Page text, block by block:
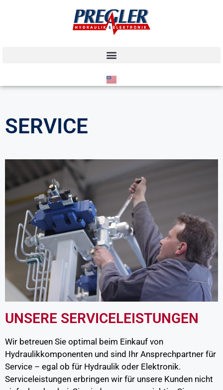
SERVICE
UNSERE SERVICELEISTUNGEN
Wir betreuen Sie optimal beim Einkauf von
Hydraulikkomponenten und sind Ihr Ansprechpartner für
Service – egal ob für Hydraulik oder Elektronik.
Serviceleistungen erbringen wir für unsere Kunden nicht